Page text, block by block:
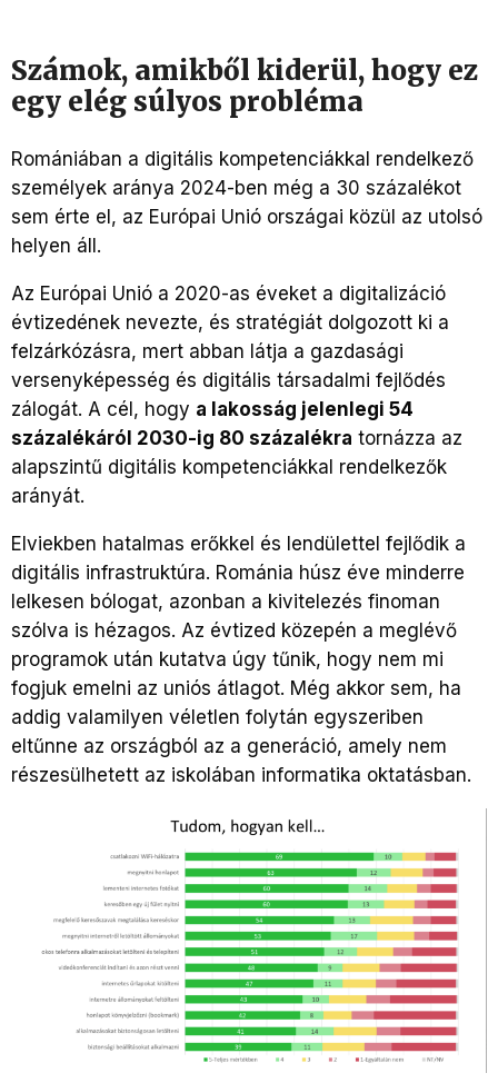
Számok, amikből kiderül, hogy ez
egy elég súlyos probléma
Romániában a digitális kompetenciákkal rendelkező
személyek aránya 2024-ben még a 30 százalékot
sem érte el, az Európai Unió országai közül az utolsó
helyen áll.
Az Európai Unió a 2020-as éveket a digitalizáció
évtizedének nevezte, és stratégiát dolgozott ki a
felzárkózásra, mert abban látja a gazdasági
versenyképesség és digitális társadalmi fejlődés
zálogát. A cél, hogy a lakosság jelenlegi 54
százalékáról 2030-ig 80 százalékra tornázza az
alapszintű digitális kompetenciákkal rendelkezők
arányát.
Elviekben hatalmas erőkkel és lendülettel fejlődik a
digitális infrastruktúra. Románia húsz éve minderre
lelkesen bólogat, azonban a kivitelezés finoman
szólva is hézagos. Az évtized közepén a meglévő
programok után kutatva úgy tűnik, hogy nem mi
fogjuk emelni az uniós átlagot. Még akkor sem, ha
addig valamilyen véletlen folytán egyszeriben
eltűnne az országból az a generáció, amely nem
részesülhetett az iskolában informatika oktatásban.